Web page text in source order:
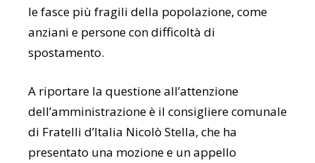
le fasce più fragili della popolazione, come
anziani e persone con difficoltà di
spostamento.
A riportare la questione all’attenzione
dell’amministrazione è il consigliere comunale
di Fratelli d’Italia Nicolò Stella, che ha
presentato una mozione e un appello